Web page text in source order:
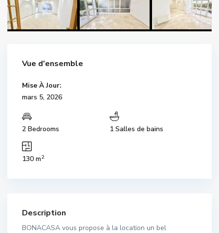
Vue d'ensemble
Mise À Jour:
mars 5, 2026
2 Bedrooms 1 Salles de bains
130 m2
Description
BONACASA vous propose à la location un bel